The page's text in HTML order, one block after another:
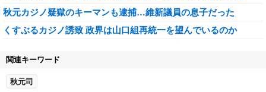
秋元カジノ疑獄のキーマンも逮捕…維新議員の息子だった
くすぶるカジノ誘致 政界は山口組再統一を望んでいるのか
関連キーワード
秋元司